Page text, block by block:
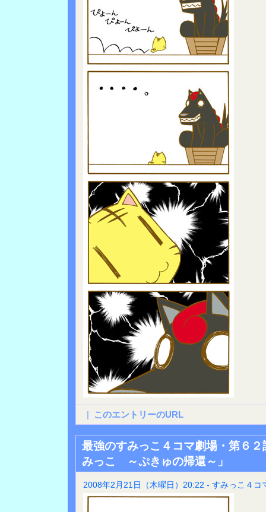
| このエントリーのURL
最強のすみっこ４コマ劇場・第６
みっこ ～ぷきゅの帰還～」
2008年2月21日（木曜日）20:22 - すみっこ４コ